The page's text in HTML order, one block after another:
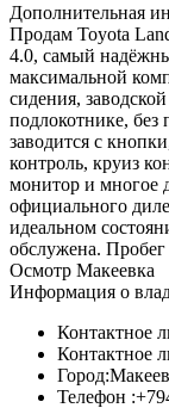
Дополнительная
Продам Toyota
4.0, самый
максимальной
сидения,
подлокотнике, без
заводится с
контроль, круиз
монитор и многое
официального
идеальном
обслужена.
Осмотр Макеевка
Информация о
Контактное
Контактное
Город:
Телефон :